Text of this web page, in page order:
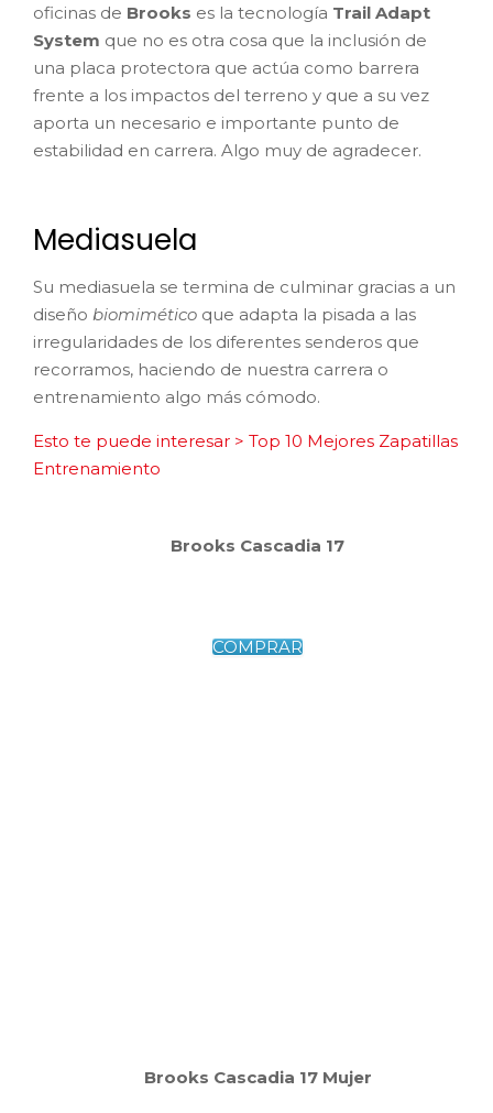
oficinas de Brooks es la tecnología Trail Adapt
System que no es otra cosa que la inclusión de
una placa protectora que actúa como barrera
frente a los impactos del terreno y que a su vez
aporta un necesario e importante punto de
estabilidad en carrera. Algo muy de agradecer.
Mediasuela
Su mediasuela se termina de culminar gracias a un
diseño biomimético que adapta la pisada a las
irregularidades de los diferentes senderos que
recorramos, haciendo de nuestra carrera o
entrenamiento algo más cómodo.
Esto te puede interesar > Top 10 Mejores Zapatillas
Entrenamiento
Brooks Cascadia 17
COMPRAR
Brooks Cascadia 17 Mujer